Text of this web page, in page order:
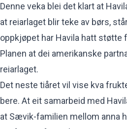
Denne veka blei det klart at
at reiarlaget blir teke av børs,
oppkjøpet har Havila hatt støtte
Planen at dei amerikanske
reiarlaget.
Det neste tiåret vil vise kva
bere. At eit samarbeid med
at Sævik-familien mellom anna